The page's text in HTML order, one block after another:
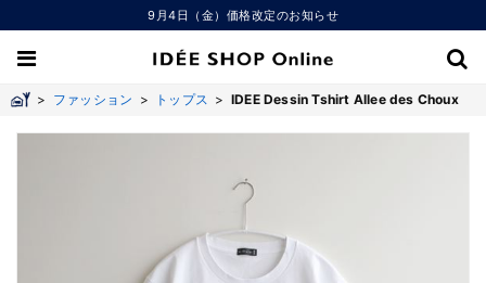
9月4日（金）価格改定のお知らせ
> ファッション > トップス >IDEE Dessin Tshirt Allee des Choux